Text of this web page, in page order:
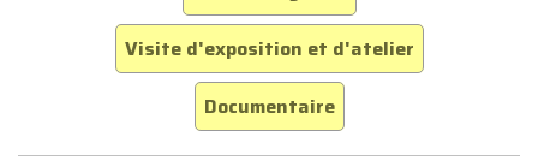
Visite d'exposition et d'atelier
Documentaire